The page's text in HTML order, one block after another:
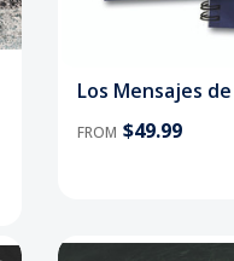
Los Mensajes
FROM $49.99